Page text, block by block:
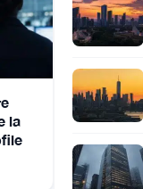
la